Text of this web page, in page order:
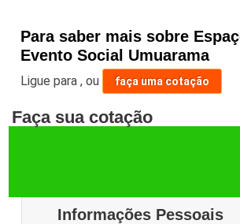
Para saber mais sobre
Evento Social Umuarama
Ligue para,ou faça uma cotação
Faça sua cotação
Informações Pessoais